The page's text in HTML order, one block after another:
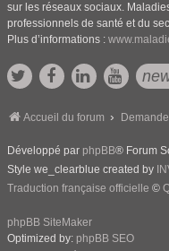
sur les réseaux sociaux.
professionnels de santé et du
Plus d’informations :
Accueil du forum
Développé par phpBB® Forum
Style we_clearblue created by
Traduction française officielle ©
phpBB SiteMaker
Optimized by: phpBB SEO